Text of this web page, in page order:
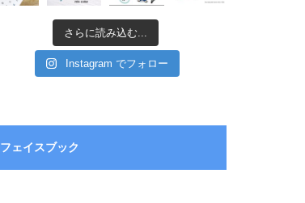
さらに読み込む...
Instagram でフォロー
フェイスブック